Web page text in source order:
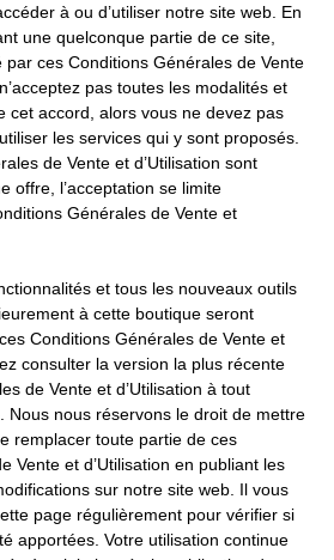
à ou d’utiliser notre site web. En
une quelconque partie de ce site,
par ces Conditions Générales de Vente
pas toutes les modalités et
cet accord, alors vous ne devez pas
les services qui y sont proposés.
de Vente et d’Utilisation sont
offre, l’acceptation se limite
Générales de Vente et
et tous les nouveaux outils
à cette boutique seront
Conditions Générales de Vente et
consulter la version la plus récente
de Vente et d’Utilisation à tout
Nous nous réservons le droit de mettre
remplacer toute partie de ces
Vente et d’Utilisation en publiant les
sur notre site web. Il vous
page régulièrement pour vérifier si
apportées. Votre utilisation continue